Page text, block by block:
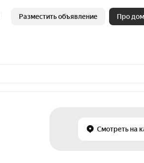
Разместить объявление Про дом
Смотреть на